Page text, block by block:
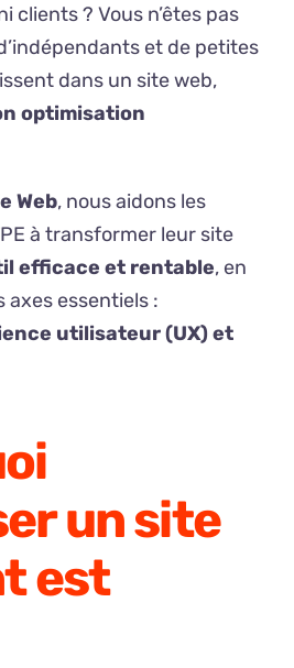
clients ? Vous n’êtes pas
et de petites
dans un site web,
optimisation
Web, nous aidons les
à transformer leur site
efficace et rentable, en
essentiels :
utilisateur (UX) et
un site
est